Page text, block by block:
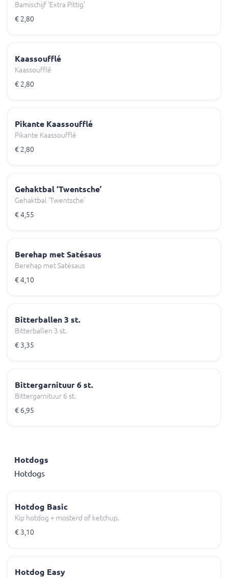
Bamischijf ‘Extra Pittig’
€ 2,80
Kaassoufflé
Kaassoufflé
€ 2,80
Pikante Kaassoufflé
Pikante Kaassoufflé
€ 2,80
Gehaktbal ‘Twentsche’
Gehaktbal ‘Twentsche’
€ 4,55
Berehap met Satésaus
Berehap met Satésaus
€ 4,10
Bitterballen 3 st.
Bitterballen 3 st.
€ 3,35
Bittergarnituur 6 st.
Bittergarnituur 6 st.
€ 6,95
Hotdogs
Hotdogs
Hotdog Basic
Kip hotdog + mosterd of ketchup.
€ 3,10
Hotdog Easy